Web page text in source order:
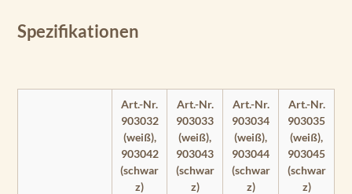
Spezifikationen
Art.-Nr.
903032
(weiß),
903042
(schwar
z)
Art.-Nr.
903033
(weiß),
903043
(schwar
z)
Art.-Nr.
903034
(weiß),
903044
(schwar
z)
Art.-Nr.
903035
(weiß),
903045
(schwar
z)